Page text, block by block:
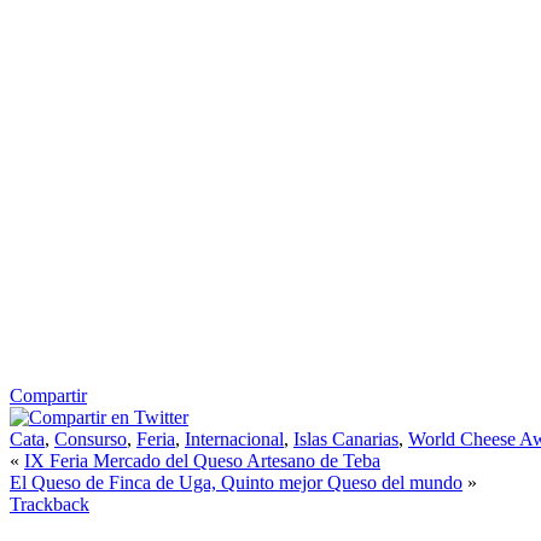
Compartir
Cata, Consurso, Feria, Internacional, Islas Canarias, World Cheese
« IX Feria Mercado del Queso Artesano de Teba
El Queso de Finca de Uga, Quinto mejor Queso del mundo »
Trackback